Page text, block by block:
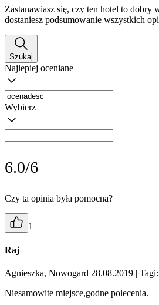
Zastanawiasz się, czy ten hotel to dobry
dostaniesz podsumowanie wszystkich
Szukaj
Najlepiej oceniane
Wybierz
6.0/6
Czy ta opinia była pomocna?
1
Raj
Agnieszka, Nowogard 28.08.2019 |
Niesamowite miejsce,godne polecenia.